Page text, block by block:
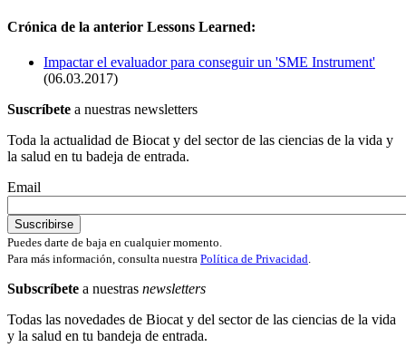
Crónica de la anterior Lessons Learned:
Impactar el evaluador para conseguir un 'SME Instrument'
(06.03.2017)
Suscríbete a nuestras newsletters
Toda la actualidad de Biocat y del sector de las ciencias de la vida y
la salud en tu badeja de entrada.
Email
Puedes darte de baja en cualquier momento.
Para más información, consulta nuestra Política de Privacidad
Subscríbete a nuestras newsletters
Todas las novedades de Biocat y del sector de las ciencias de la vida
y la salud en tu bandeja de entrada.